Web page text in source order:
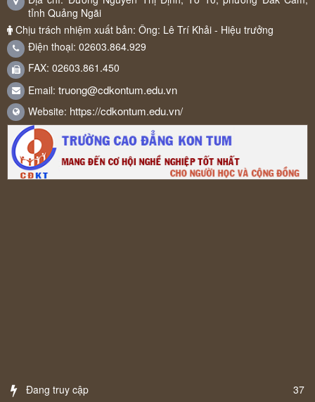
tỉnh Quảng Ngãi
Chịu trách nhiệm xuất bản: Ông: Lê Trí Khải - Hiệu trưởng
Điện thoại: 02603.864.929
FAX: 02603.861.450
Email: truong@cdkontum.edu.vn
Website: https://cdkontum.edu.vn/
Đang truy cập 37